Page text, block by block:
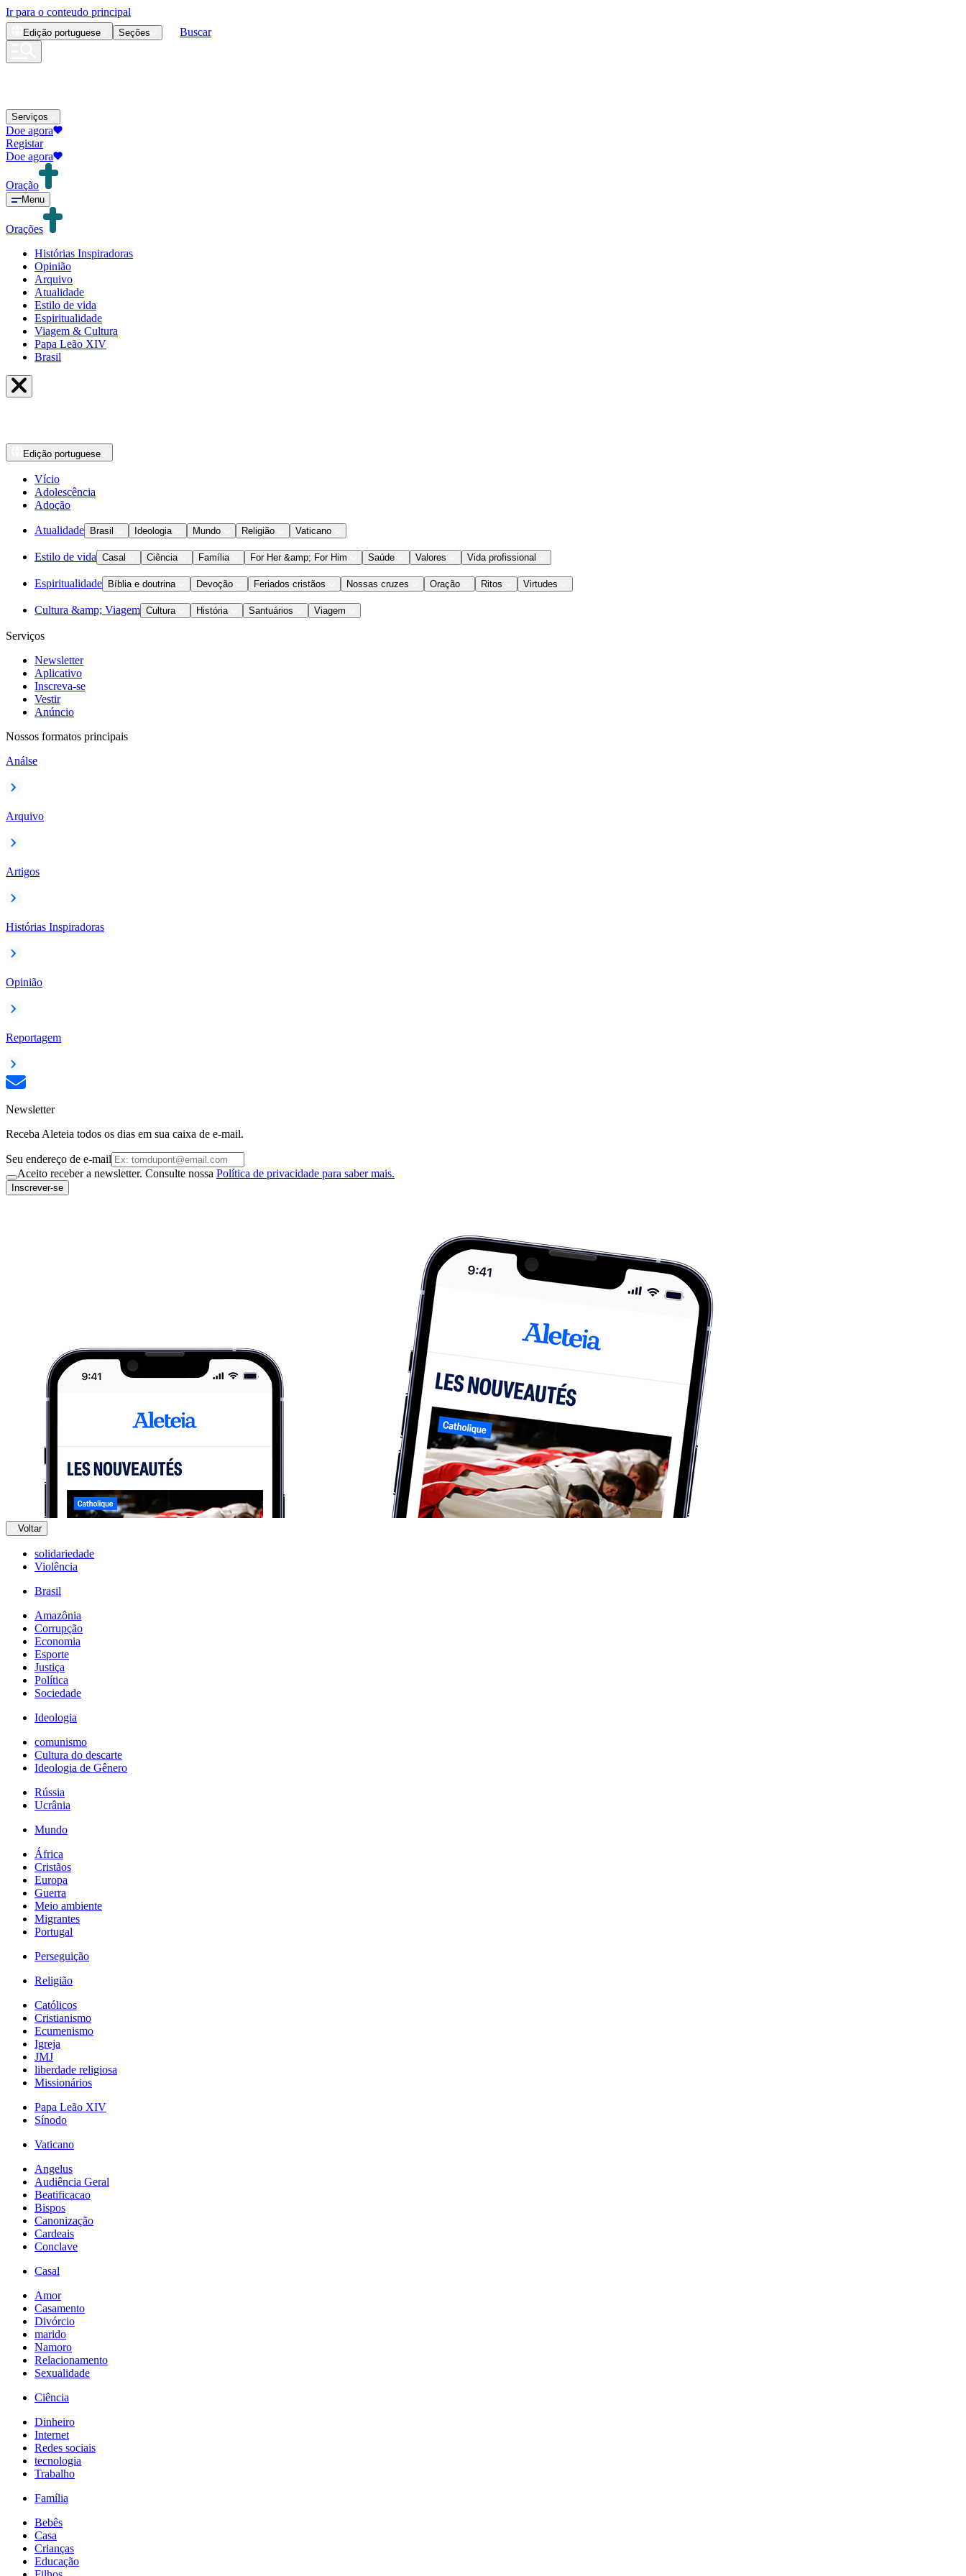
Ir para o conteudo principal
Edição portuguese Seções Buscar
Serviços
Doe agora
Registar
Doe agora
Oração
Menu
Orações
Histórias Inspiradoras
Opinião
Arquivo
Atualidade
Estilo de vida
Espiritualidade
Viagem & Cultura
Papa Leão XIV
Brasil
Edição portuguese
Vício
Adolescência
Adoção
Atualidade Brasil Ideologia Mundo Religião Vaticano
Estilo de vida Casal Ciência Família For Her &amp; For Him Saúde Valores Vida profissional
Espiritualidade Bíblia e doutrina Devoção Feriados cristãos Nossas cruzes Oração Ritos Virtudes
Cultura &amp; Viagem Cultura História Santuários Viagem
Serviços
Newsletter
Aplicativo
Inscreva-se
Vestir
Anúncio
Nossos formatos principais
Análse
Arquivo
Artigos
Histórias Inspiradoras
Opinião
Reportagem
Newsletter
Receba Aleteia todos os dias em sua caixa de e-mail.
Seu endereço de e-mail
Aceito receber a newsletter. Consulte nossa Política de privacidade para saber mais.
Inscrever-se
Voltar
solidariedade
Violência
Brasil
Amazônia
Corrupção
Economia
Esporte
Justiça
Política
Sociedade
Ideologia
comunismo
Cultura do descarte
Ideologia de Gênero
Rússia
Ucrânia
Mundo
África
Cristãos
Europa
Guerra
Meio ambiente
Migrantes
Portugal
Perseguição
Religião
Católicos
Cristianismo
Ecumenismo
Igreja
JMJ
liberdade religiosa
Missionários
Papa Leão XIV
Sínodo
Vaticano
Angelus
Audiência Geral
Beatificacao
Bispos
Canonização
Cardeais
Conclave
Casal
Amor
Casamento
Divórcio
marido
Namoro
Relacionamento
Sexualidade
Ciência
Dinheiro
Internet
Redes sociais
tecnologia
Trabalho
Família
Bebês
Casa
Crianças
Educação